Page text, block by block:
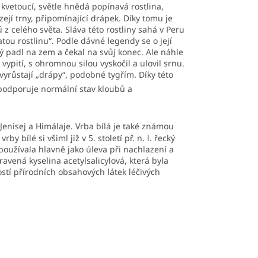
světle hnědá popínavá rostlina,
trny, připomínající drápek. Díky tomu je
celého světa. Sláva této rostliny sahá v Peru
rostlinu“. Podle dávné legendy se o její
na zem a čekal na svůj konec. Ale náhle
s ohromnou silou vyskočil a ulovil srnu.
„drápy“, podobné tygřím. Díky této
normální stav kloubů a
a Himálaje. Vrba bílá je také známou
bílé si všiml již v 5. století př. n. l. řecký
hlavně jako úleva při nachlazení a
kyselina acetylsalicylová, která byla
přírodních obsahových látek léčivých